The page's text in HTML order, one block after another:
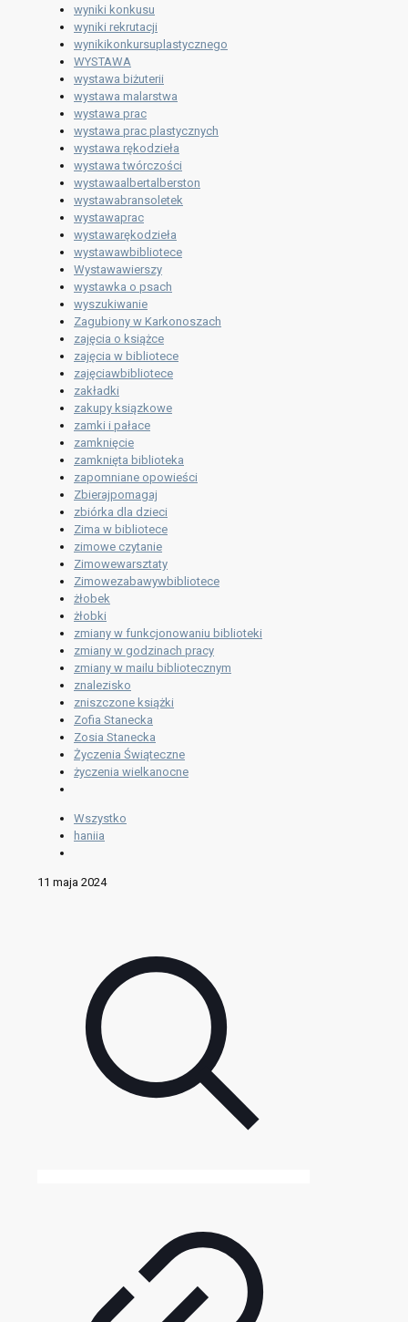
wyniki konkusu
wyniki rekrutacji
wynikikonkursuplastycznego
WYSTAWA
wystawa biżuterii
wystawa malarstwa
wystawa prac
wystawa prac plastycznych
wystawa rękodzieła
wystawa twórczości
wystawaalbertalberston
wystawabransoletek
wystawaprac
wystawarękodzieła
wystawawbibliotece
Wystawawierszy
wystawka o psach
wyszukiwanie
Zagubiony w Karkonoszach
zajęcia o książce
zajęcia w bibliotece
zajęciawbibliotece
zakładki
zakupy ksiązkowe
zamki i pałace
zamknięcie
zamknięta biblioteka
zapomniane opowieści
Zbierajpomagaj
zbiórka dla dzieci
Zima w bibliotece
zimowe czytanie
Zimowewarsztaty
Zimowezabawywbibliotece
żłobek
żłobki
zmiany w funkcjonowaniu biblioteki
zmiany w godzinach pracy
zmiany w mailu bibliotecznym
znalezisko
zniszczone książki
Zofia Stanecka
Zosia Stanecka
Życzenia Świąteczne
życzenia wielkanocne
Wszystko
haniia
11 maja 2024